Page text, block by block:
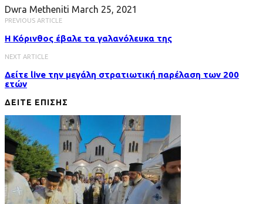
Dwra Metheniti March 25, 2021
PREVIOUS ARTICLE
Η Κόρινθος έβαλε τα γαλανόλευκα της
NEXT ARTICLE
Δείτε live την μεγάλη στρατιωτική παρέλαση των 200
ετών
ΔΕΙΤΕ ΕΠΙΣΗΣ